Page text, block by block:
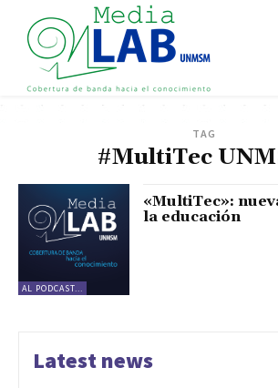
TAG
#MultiTec
AL PODCAST...
«MultiTec»:
la educación
Latest news